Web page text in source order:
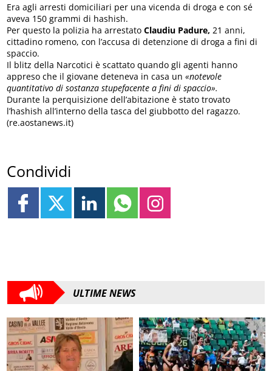
Era agli arresti domiciliari per una vicenda di droga e con sé
aveva 150 grammi di hashish.
Per questo la polizia ha arrestatoClaudiu Padure, 21 anni,
cittadino romeno, con l’accusa di detenzione di droga a fini di
spaccio.
Il blitz della Narcotici è scattato quando gli agenti hanno
appreso che il giovane deteneva in casa un «notevole
quantitativo di sostanza stupefacente a fini di spaccio».
Durante la perquisizione dell’abitazione è stato trovato
l’hashish all’interno della tasca del giubbotto del ragazzo.
(re.aostanews.it)
Condividi
ULTIME NEWS